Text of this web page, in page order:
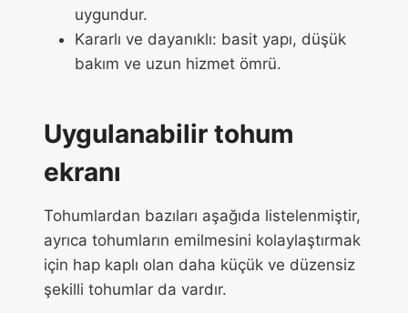
uygundur.
Kararlı ve dayanıklı: basit yapı, düşük
bakım ve uzun hizmet ömrü.
Uygulanabilir tohum
ekranı
Tohumlardan bazıları aşağıda listelenmiştir,
ayrıca tohumların emilmesini kolaylaştırmak
için hap kaplı olan daha küçük ve düzensiz
şekilli tohumlar da vardır.